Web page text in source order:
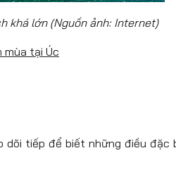
khá lớn (Nguồn ảnh: Internet)
mùa tại Úc
tiếp để biết những điều đặc